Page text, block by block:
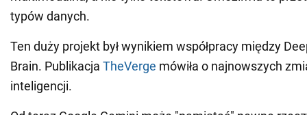
typów danych.
Ten duży projekt był wynikiem współpracy między
Brain. Publikacja TheVerge mówiła o najnowszych
inteligencji.